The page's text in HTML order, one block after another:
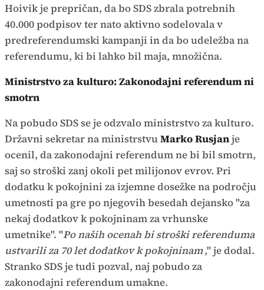
Hoivik je prepričan, da bo SDS zbrala potrebnih
40.000 podpisov ter nato aktivno sodelovala v
predreferendumski kampanji in da bo udeležba na
referendumu, ki bi lahko bil maja, množična.
Ministrstvo za kulturo: Zakonodajni referendum ni
smotrn
Na pobudo SDS se je odzvalo ministrstvo za kulturo.
Državni sekretar na ministrstvuMarko Rusjanje
ocenil, da zakonodajni referendum ne bi bil smotrn,
saj so stroški zanj okoli pet milijonov evrov. Pri
dodatku k pokojnini za izjemne dosežke na področju
umetnosti pa gre po njegovih besedah dejansko "za
nekaj dodatkov k pokojninam za vrhunske
umetnike". "Po naših ocenah bi stroški referenduma
ustvarili za 70 let dodatkov k pokojninam," je dodal.
Stranko SDS je tudi pozval, naj pobudo za
zakonodajni referendum umakne.